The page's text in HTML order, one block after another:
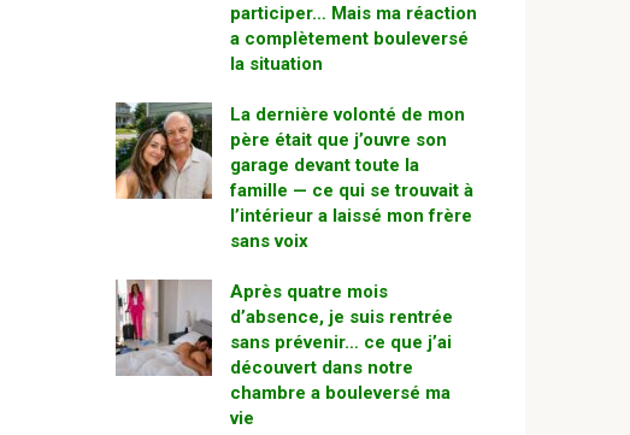
participer… Mais ma réaction
a complètement bouleversé
la situation
La dernière volonté de mon
père était que j’ouvre son
garage devant toute la
famille — ce qui se trouvait à
l’intérieur a laissé mon frère
sans voix
Après quatre mois
d’absence, je suis rentrée
sans prévenir… ce que j’ai
découvert dans notre
chambre a bouleversé ma
vie